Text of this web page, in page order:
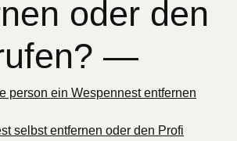
oder den
—
person ein Wespennest entfernen
selbst entfernen oder den Profi